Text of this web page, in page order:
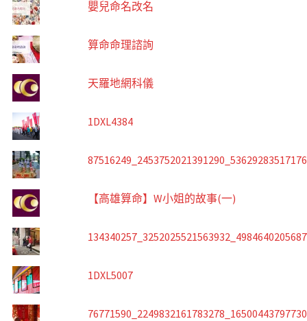
嬰兒命名改名
算命命理諮詢
天羅地網科儀
1DXL4384
【高雄算命】W小姐的故事(一)
1DXL5007